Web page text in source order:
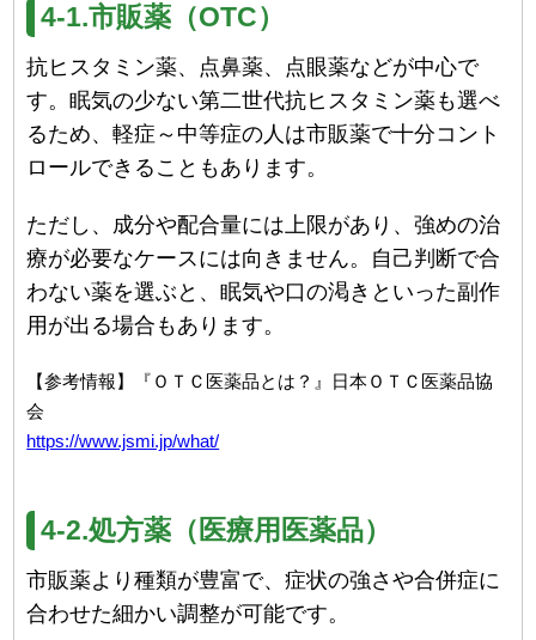
4-1.市販薬（OTC）
抗ヒスタミン薬、点鼻薬、点眼薬などが中心で
す。眠気の少ない第二世代抗ヒスタミン薬も選べ
るため、軽症～中等症の人は市販薬で十分コント
ロールできることもあります。
ただし、成分や配合量には上限があり、強めの治
療が必要なケースには向きません。自己判断で合
わない薬を選ぶと、眠気や口の渇きといった副作
用が出る場合もあります。
【参考情報】『ＯＴＣ医薬品とは？』日本ＯＴＣ医薬品協
会
https://www.jsmi.jp/what/
4-2.処方薬（医療用医薬品）
市販薬より種類が豊富で、症状の強さや合併症に
合わせた細かい調整が可能です。